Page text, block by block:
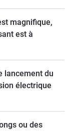
magnifique,
est à
lancement du
électrique
ou des